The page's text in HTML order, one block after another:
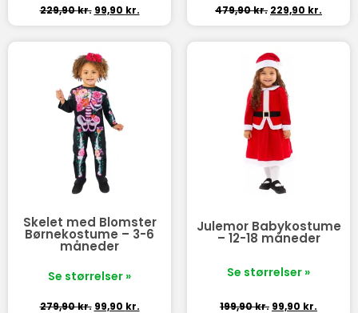
229,90kr. 99,90 kr. 479,90kr. 229,90 kr.
Skelet med Blomster
Børnekostume – 3-6
måneder
Se størrelser »
279,90kr. 99,90 kr.
Julemor Babykostume
– 12-18 måneder
Se størrelser »
199,90kr. 99,90 kr.